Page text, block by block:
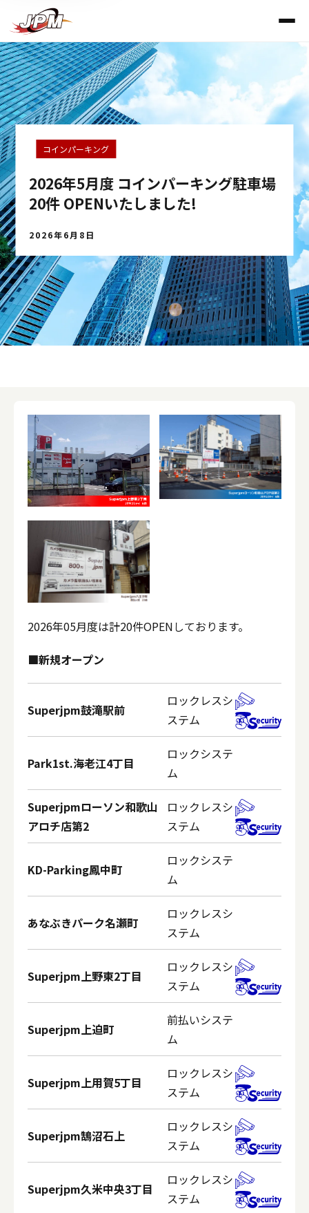
コインパーキング
2026年5月度 コインパーキング駐車場
20件 OPENいたしました!
2026年6月8日
2026年05月度は計20件OPENしております。
■新規オープン
Superjpm鼓滝駅前
ロックレスシ
ステム
Park1st.海老江4丁目
ロックシステ
ム
Superjpmローソン和歌山
アロチ店第2
ロックレスシ
ステム
KD-Parking鳳中町
ロックシステ
ム
あなぶきパーク名瀬町
ロックレスシ
ステム
Superjpm上野東2丁目
ロックレスシ
ステム
Superjpm上迫町
前払いシステ
ム
Superjpm上用賀5丁目
ロックレスシ
ステム
Superjpm鵠沼石上
ロックレスシ
ステム
Superjpm久米中央3丁目
ロックレスシ
ステム